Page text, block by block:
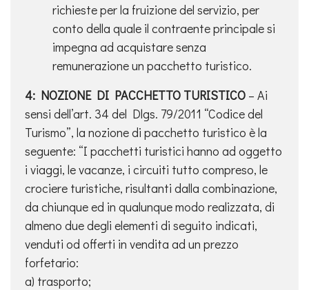
richieste per la fruizione del servizio, per
conto della quale il contraente principale si
impegna ad acquistare senza
remunerazione un pacchetto turistico.
4: NOZIONE DI PACCHETTO TURISTICO – Ai
sensi dell’art. 34 del Dlgs. 79/2011 “Codice del
Turismo”, la nozione di pacchetto turistico è la
seguente: “I pacchetti turistici hanno ad oggetto
i viaggi, le vacanze, i circuiti tutto compreso, le
crociere turistiche, risultanti dalla combinazione,
da chiunque ed in qualunque modo realizzata, di
almeno due degli elementi di seguito indicati,
venduti od offerti in vendita ad un prezzo
forfetario:
a) trasporto;